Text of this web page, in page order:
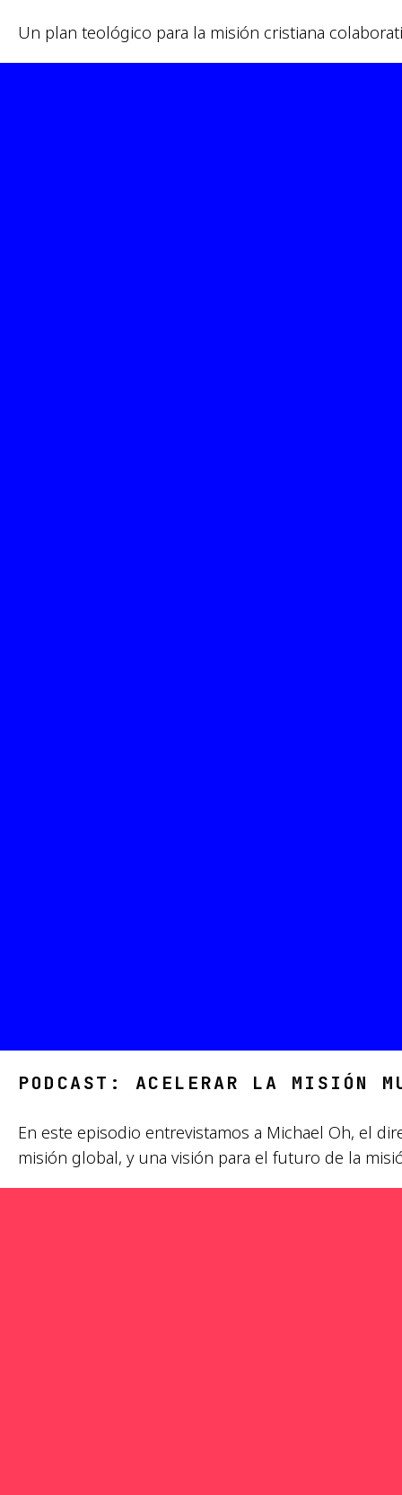
Un plan teológico para la misión cristiana
PODCAST: ACELERAR LA MISIÓN
En este episodio entrevistamos a Michael Oh, el
misión global, y una visión para el futuro de la